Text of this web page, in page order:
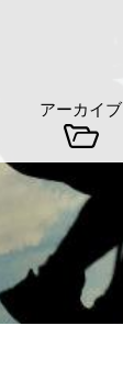
アーカイブ